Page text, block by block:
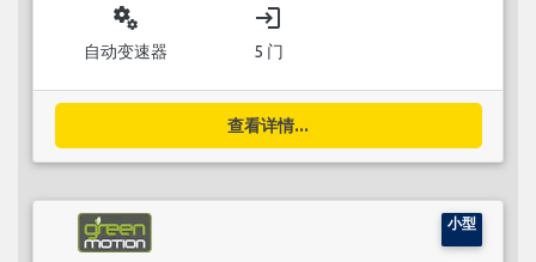
miscellaneous_services
自动变速器
login
5 门
查看详情...
小型